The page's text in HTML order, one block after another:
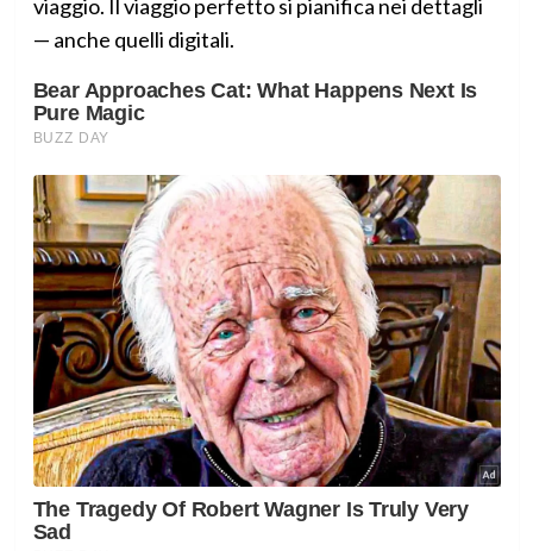
viaggio. Il viaggio perfetto si pianifica nei dettagli
— anche quelli digitali.